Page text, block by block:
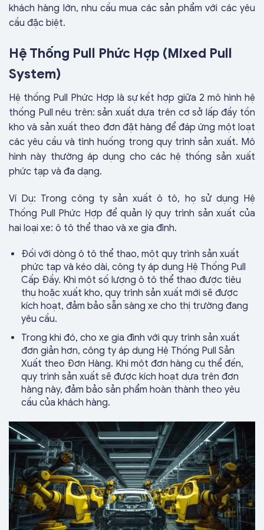
khách hàng lớn, nhu cầu mua các sản phẩm với các yêu
cầu đặc biệt.
Hệ Thống Pull Phức Hợp (Mixed Pull
System)
Hệ thống Pull Phức Hợp là sự kết hợp giữa 2 mô hình hệ
thống Pull nêu trên: sản xuất dựa trên cơ sở lấp đầy tồn
kho và sản xuất theo đơn đặt hàng để đáp ứng một loạt
các yêu cầu và tình huống trong quy trình sản xuất. Mô
hình này thường áp dụng cho các hệ thống sản xuất
phức tạp và đa dạng.
Ví Dụ: Trong công ty sản xuất ô tô, họ sử dụng Hệ
Thống Pull Phức Hợp để quản lý quy trình sản xuất của
hai loại xe: ô tô thể thao và xe gia đình.
Đối với dòng ô tô thể thao, một quy trình sản xuất
phức tạp và kéo dài, công ty áp dụng Hệ Thống Pull
Cấp Đầy. Khi một số lượng ô tô thể thao được tiêu
thụ hoặc xuất kho, quy trình sản xuất mới sẽ được
kích hoạt, đảm bảo sẵn sàng xe cho thị trường đang
yêu cầu.
Trong khi đó, cho xe gia đình với quy trình sản xuất
đơn giản hơn, công ty áp dụng Hệ Thống Pull Sản
Xuất theo Đơn Hàng. Khi một đơn hàng cụ thể đến,
quy trình sản xuất sẽ được kích hoạt dựa trên đơn
hàng này, đảm bảo sản phẩm hoàn thành theo yêu
cầu của khách hàng.